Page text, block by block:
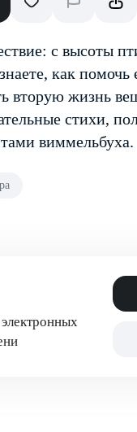
с высоты
как помочь
вторую жизнь
стихи,
виммельбуха.